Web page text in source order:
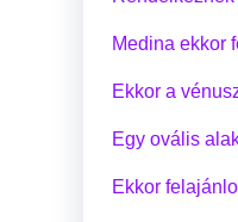
Medina ekkor
Ekkor a
Egy ovális
Ekkor